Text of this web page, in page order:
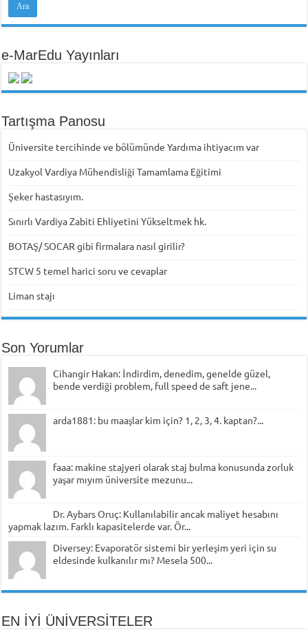
e-MarEdu Yayınları
Tartışma Panosu
Üniversite tercihinde ve bölümünde Yardıma ihtiyacım var
Uzakyol Vardiya Mühendisliği Tamamlama Eğitimi
Şeker hastasıyım.
Sınırlı Vardiya Zabiti Ehliyetini Yükseltmek hk.
BOTAŞ/ SOCAR gibi firmalara nasıl girilir?
STCW 5 temel harici soru ve cevaplar
Liman stajı
Son Yorumlar
Cihangir Hakan: İndirdim, denedim, genelde güzel,
bende verdiği problem, full speed de saft jene...
arda1881: bu maaşlar kim için? 1, 2, 3, 4. kaptan?...
faaa: makine stajyeri olarak staj bulma konusunda zorluk
yaşar mıyım üniversite mezunu...
Dr. Aybars Oruç: Kullanılabilir ancak maliyet hesabını
yapmak lazım. Farklı kapasitelerde var. Ör...
Diversey: Evaporatör sistemi bir yerleşim yeri için su
eldesinde kulkanılır mı? Mesela 500...
EN İYİ ÜNİVERSİTELER